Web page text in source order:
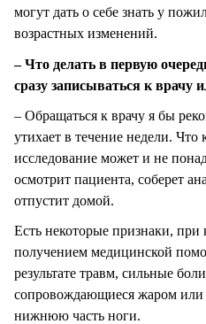
могут дать о себе знать у
возрастных изменений.
– Что делать в первую
сразу записываться к врачу
– Обращаться к врачу я бы
утихает в течение недели. Что
исследование может и не
осмотрит пациента, соберет
отпустит домой.
Есть некоторые признаки,
получением медицинской
результате травм, сильные
сопровождающиеся жаром
нижнюю часть ноги.